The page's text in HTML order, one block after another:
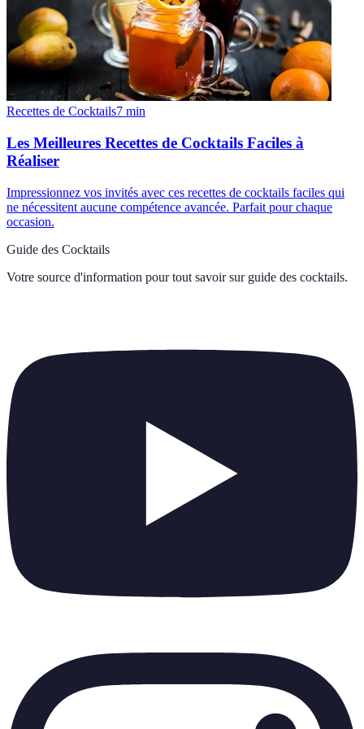
Recettes de Cocktails7 min
Les Meilleures Recettes de Cocktails Faciles à
Réaliser
Impressionnez vos invités avec ces recettes de cocktails faciles qui
ne nécessitent aucune compétence avancée. Parfait pour chaque
occasion.
Guide des Cocktails
Votre source d'information pour tout savoir sur guide des cocktails.